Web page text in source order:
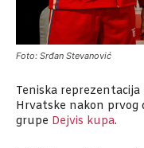
Foto: Srđan Stevanović
Teniska
Hrvatske nakon prvog
grupe Dejvis kupa.